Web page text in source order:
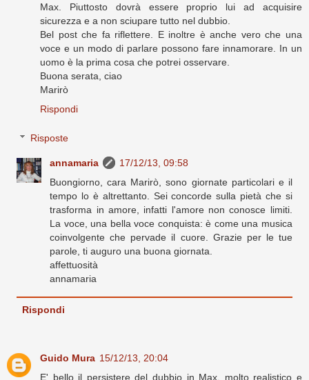
Max. Piuttosto dovrà essere proprio lui ad acquisire
sicurezza e a non sciupare tutto nel dubbio.
Bel post che fa riflettere. E inoltre è anche vero che una
voce e un modo di parlare possono fare innamorare. In un
uomo è la prima cosa che potrei osservare.
Buona serata, ciao
Marirò
Rispondi
Risposte
annamaria
17/12/13, 09:58
Buongiorno, cara Marirò, sono giornate particolari e il
tempo lo è altrettanto. Sei concorde sulla pietà che si
trasforma in amore, infatti l'amore non conosce limiti.
La voce, una bella voce conquista: è come una musica
coinvolgente che pervade il cuore. Grazie per le tue
parole, ti auguro una buona giornata.
affettuosità
annamaria
Rispondi
Guido Mura 15/12/13, 20:04
E' bello il persistere del dubbio in Max, molto realistico e